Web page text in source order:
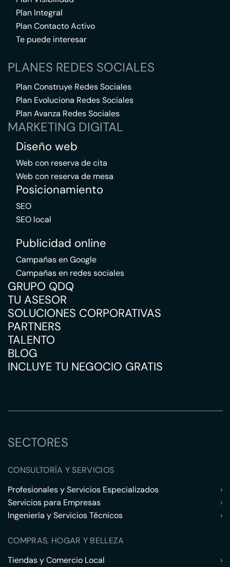
Plan Integral
Plan Contacto Activo
Te puede interesar
PLANES REDES SOCIALES
Plan Construye Redes Sociales
Plan Evoluciona Redes Sociales
Plan Avanza Redes Sociales
MARKETING DIGITAL
Diseño web
Web con reserva de cita
Web con reserva de mesa
Posicionamiento
SEO
SEO local
Publicidad online
Campañas en Google
Campañas en redes sociales
GRUPO QDQ
TU ASESOR
SOLUCIONES CORPORATIVAS
PARTNERS
TALENTO
BLOG
INCLUYE TU NEGOCIO GRATIS
SECTORES
CONSULTORÍA Y SERVICIOS
Profesionales y Servicios Especializados
›
Servicios para Empresas
›
Ingeniería y Servicios Técnicos
›
COMPRAS, HOGAR Y BELLEZA
Tiendas y Comercio Local
›